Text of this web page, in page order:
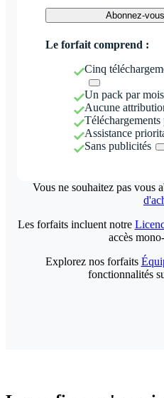
Abonnez-
Le forfait comprend :
Cinq
Un pack par mois
Aucune
Téléchargements
Assistance
Sans publicités
Vous ne souhaitez pas vous
Les forfaits incluent notre
accès
Explorez nos forfaits
fonctionnalités